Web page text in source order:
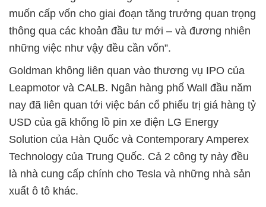
muốn cấp vốn cho giai đoạn tăng trưởng quan trọng
thông qua các khoản đầu tư mới – và đương nhiên
những việc như vậy đều cần vốn”.
Goldman không liên quan vào thương vụ IPO của
Leapmotor và CALB. Ngân hàng phố Wall đầu năm
nay đã liên quan tới việc bán cổ phiếu trị giá hàng tỷ
USD của gã khổng lồ pin xe điện LG Energy
Solution của Hàn Quốc và Contemporary Amperex
Technology của Trung Quốc. Cả 2 công ty này đều
là nhà cung cấp chính cho Tesla và những nhà sản
xuất ô tô khác.